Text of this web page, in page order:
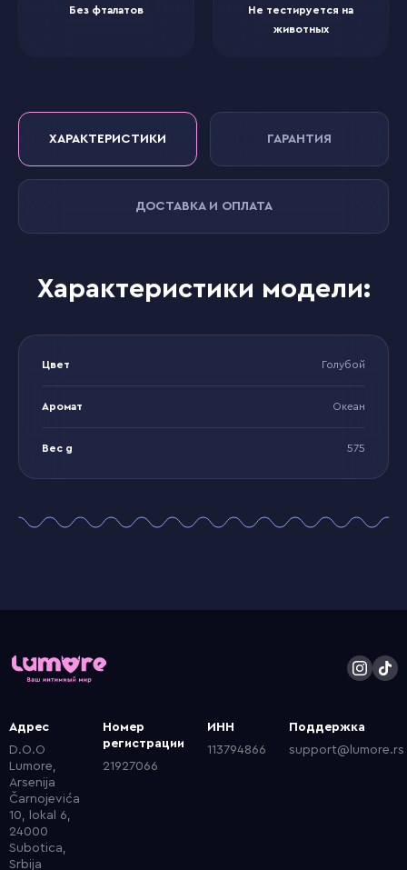
Без фталатов
Не тестируется на
животных
ХАРАКТЕРИСТИКИ ГАРАНТИЯ
ДОСТАВКА И ОПЛАТА
Характеристики модели:
Цвет Голубой
Аромат Океан
Вес g 575
Адрес
D.O.O
Lumore,
Arsenija
Čarnojevića
10, lokal 6,
24000
Subotica,
Srbija
Номер
регистрации
21927066
ИНН
113794866
Поддержка
support@lumore.rs